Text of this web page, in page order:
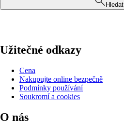
Hledat
Užitečné odkazy
Cena
Nakupujte online bezpečně
Podmínky používání
Soukromí a cookies
O nás